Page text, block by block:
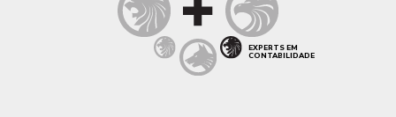
EXPERTS EM
CONTABILIDADE